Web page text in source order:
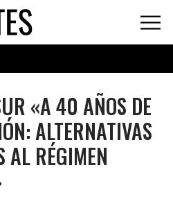
«A 40 AÑOS DE
ALTERNATIVAS
AL RÉGIMEN